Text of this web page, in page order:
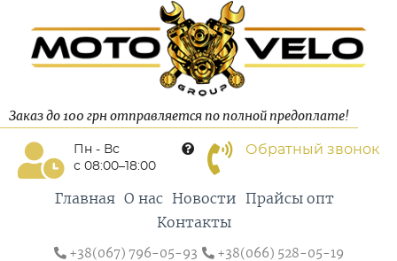
Заказ до 100 грн отправляется по полной предоплате!
Пн - Вс
с 08:00–18:00
Обратный звонок
Главная О нас Новости
Прайсы опт
Контакты
+38(067) 796-05-93
+38(066) 528-05-19